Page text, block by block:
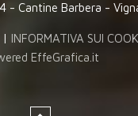
Cantine Barbera -
| INFORMATIVA SUI
EffeGrafica.it